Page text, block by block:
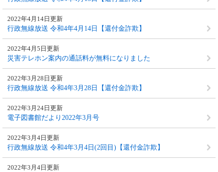
行政無線放送 令和4年4月14日【還付金詐欺】
2022年4月14日更新
災害テレホン案内の通話料が無料になりました
2022年4月5日更新
行政無線放送 令和4年3月28日【還付金詐欺】
2022年3月28日更新
電子図書館だより2022年3月号
2022年3月24日更新
行政無線放送 令和4年3月4日(2回目)【還付金詐欺】
2022年3月4日更新
2022年3月4日更新